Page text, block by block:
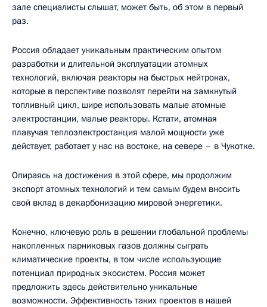
зале специалисты слышат, может быть, об этом в первый
раз.
Россия обладает уникальным практическим опытом
разработки и длительной эксплуатации атомных
технологий, включая реакторы на быстрых нейтронах,
которые в перспективе позволят перейти на замкнутый
топливный цикл, шире использовать малые атомные
электростанции, малые реакторы. Кстати, атомная
плавучая теплоэлектростанция малой мощности уже
действует, работает у нас на востоке, на севере – в Чукотке.
Опираясь на достижения в этой сфере, мы продолжим
экспорт атомных технологий и тем самым будем вносить
свой вклад в декарбонизацию мировой энергетики.
Конечно, ключевую роль в решении глобальной проблемы
накопленных парниковых газов должны сыграть
климатические проекты, в том числе использующие
потенциал природных экосистем. Россия может
предложить здесь действительно уникальные
возможности. Эффективность таких проектов в нашей